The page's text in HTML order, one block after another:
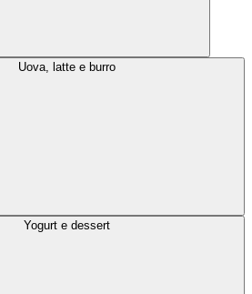
Uova, latte e burro
Yogurt e dessert